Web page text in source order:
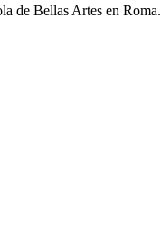
de Bellas Artes en Roma.